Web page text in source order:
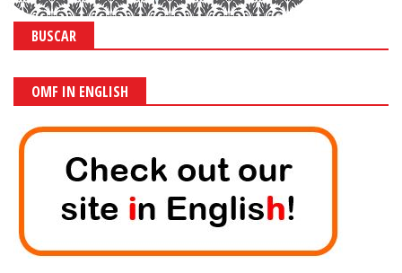
BUSCAR
OMF IN ENGLISH